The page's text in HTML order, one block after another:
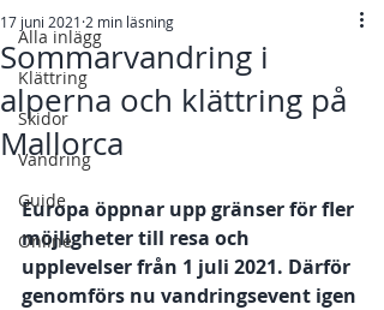
Alla inlägg
Klättring
Skidor
Vandring
Guide
Online
Sommarvandring i
alperna och klättring på
Mallorca
17 juni 2021 2 min läsning
Europa öppnar upp gränser för fler
möjligheter till resa och
upplevelser från 1 juli 2021. Därför
genomförs nu vandringsevent igen